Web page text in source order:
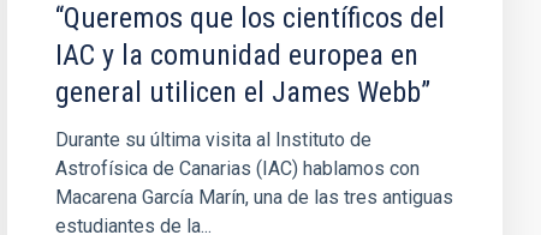
“Queremos que los científicos del
IAC y la comunidad europea en
general utilicen el James Webb”
Durante su última visita al Instituto de
Astrofísica de Canarias (IAC) hablamos con
Macarena García Marín, una de las tres antiguas
estudiantes de la...